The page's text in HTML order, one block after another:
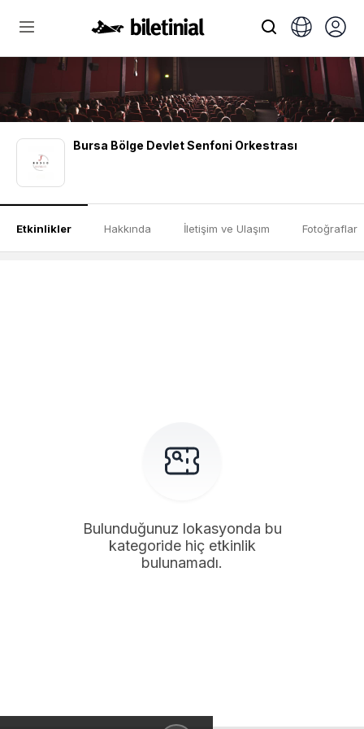
Bursa Bölge Devlet Senfoni Orkestrası
Etkinlikler Hakkında İletişim ve Ulaşım Fotoğraflar
Bulunduğunuz lokasyonda bu
kategoride hiç etkinlik
bulunamadı.